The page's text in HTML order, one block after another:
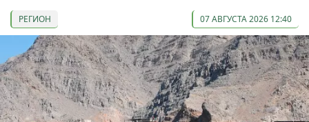
РЕГИОН 07 АВГУСТА 2026 12:40